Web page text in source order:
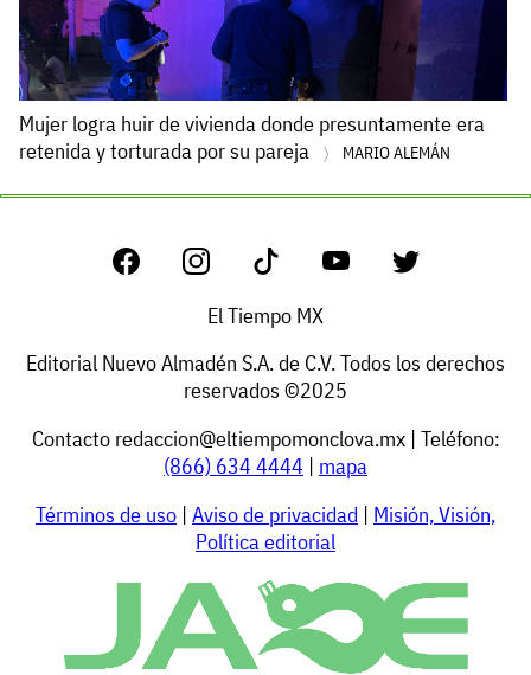
Mujer logra huir de vivienda donde presuntamente era
retenida y torturada por su pareja
MARIO ALEMÁN
El Tiempo MX
Editorial Nuevo Almadén S.A. de C.V. Todos los derechos
reservados ©2025
Contacto redaccion@eltiempomonclova.mx| Teléfono:
(866) 634 4444 | mapa
Términos de uso | Aviso de privacidad | Misión, Visión,
Política editorial